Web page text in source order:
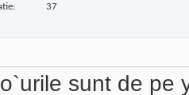
37
sunt de pe